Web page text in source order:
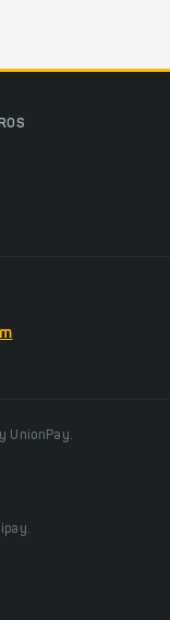
UnionPay.